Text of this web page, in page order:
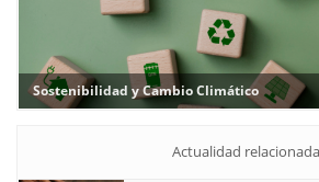
Aldeas Bauhaus Nueva Bauhaus Europea
Áreas relacionadas